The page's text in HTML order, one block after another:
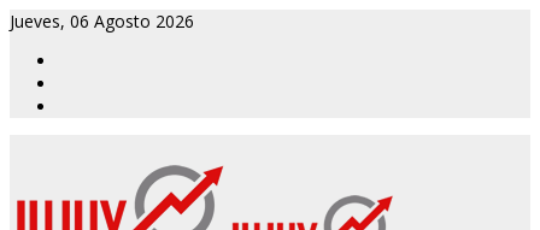
Jueves, 06 Agosto 2026